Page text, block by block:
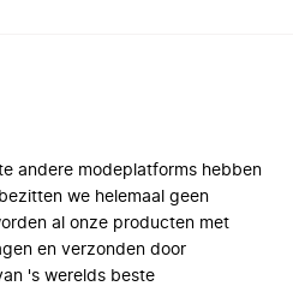
andere modeplatforms hebben
we helemaal geen
al onze producten met
en verzonden door
's werelds beste